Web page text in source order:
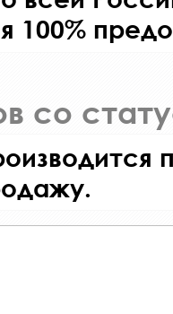
100%
со